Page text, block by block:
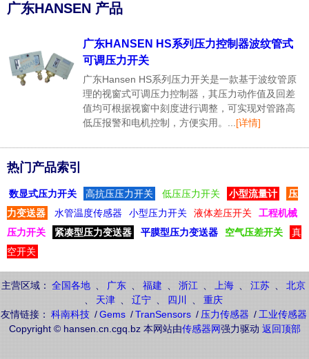
广东HANSEN 产品
广东HANSEN HS系列压力控制器波纹管式
可调压力开关
广东Hansen HS系列压力开关是一款基于波纹管原
理的视窗式可调压力控制器，其压力动作值及回差
值均可根据视窗中刻度进行调整，可实现对管路高
低压报警和电机控制，方便实用。... [详情]
热门产品索引
数显式压力开关 高抗压压力开关 低压压力开关 小型流量计
压
力变送器
水管温度传感器 小型压力开关 液体差压开关
工程机械
压力开关
紧凑型压力变送器 平膜型压力变送器 空气压差开关
真
空开关
主营区域： 全国各地、 广东、 福建、 浙江、 上海、 江苏、 北京
、 天津、 辽宁、 四川、 重庆
友情链接： 科南科技/ Gems/ TranSensors /压力传感器 /工业传感器
Copyright © hansen.cn.cgq.bz 本网站由传感器网强力驱动返回顶部